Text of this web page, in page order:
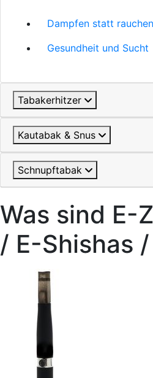
Dampfen statt rauchen
Gesundheit und Sucht
Tabakerhitzer
Kautabak & Snus
Schnupftabak
Was sind E-
/ E-Shishas